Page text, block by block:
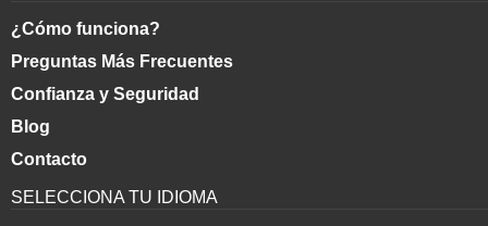
¿Cómo funciona?
Preguntas Más Frecuentes
Confianza y Seguridad
Blog
Contacto
SELECCIONA TU IDIOMA